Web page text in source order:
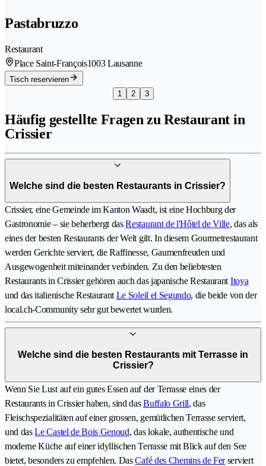
Pastabruzzo
Restaurant
Place Saint-François1003 Lausanne
Tisch reservieren
1
2 3
Häufig gestellte Fragen zu Restaurant in
Crissier
Welche sind die besten Restaurants in Crissier?
Crissier, eine Gemeinde im Kanton Waadt, ist eine Hochburg der
Gastronomie – sie beherbergt dasRestaurant de l'Hôtel de Ville, das als
eines der besten Restaurants der Welt gilt. In diesem Gourmetrestaurant
werden Gerichte serviert, die Raffinesse, Gaumenfreuden und
Ausgewogenheit miteinander verbinden. Zu den beliebtesten
Restaurants in Crissier gehören auch das japanische Restaurant Itoya
und das italienische Restaurant Le Soleil el Segundo, die beide von der
local.ch-Community sehr gut bewertet wurden.
Welche sind die besten Restaurants mit Terrasse in
Crissier?
Wenn Sie Lust auf ein gutes Essen auf der Terrasse eines der
Restaurants in Crissier haben, sind dasBuffalo Grill, das
Fleischspezialitäten auf einer grossen, gemütlichen Terrasse serviert,
und dasLe Castel de Bois Genoud, das lokale, authentische und
moderne Küche auf einer idyllischen Terrasse mit Blick auf den See
bietet, besonders zu empfehlen. DasCafé des Chemins de Ferserviert